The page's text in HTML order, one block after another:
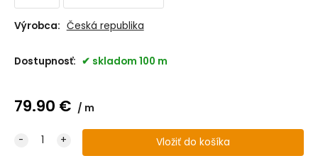
Výrobca: Česká republika
Dostupnosť: skladom 100 m
79.90 € m